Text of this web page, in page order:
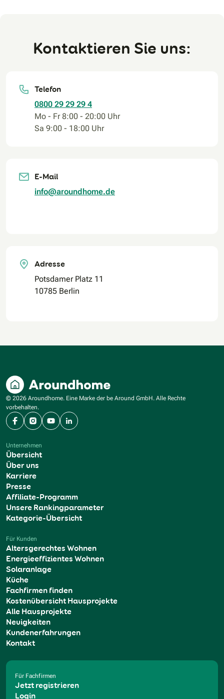
Kontaktieren Sie uns:
Telefon
0800 29 29 29 4
Mo - Fr 8:00 - 20:00 Uhr
Sa 9:00 - 18:00 Uhr
E-Mail
info@aroundhome.de
Adresse
Potsdamer Platz 11
10785 Berlin
© 2026 Aroundhome. Eine Marke der be Around GmbH. Alle Rechte
vorbehalten.
FacebookInstagram
YouTubeLinkedIn
Unternehmen
Übersicht
Über uns
Karriere
Presse
Affiliate-Programm
Unsere Rankingparameter
Kategorie-Übersicht
Für Kunden
Altersgerechtes Wohnen
Energieeffizientes Wohnen
Solaranlage
Küche
Fachfirmen finden
Kostenübersicht Hausprojekte
Alle Hausprojekte
Neuigkeiten
Kundenerfahrungen
Kontakt
Für Fachfirmen
Jetzt registrieren
Login